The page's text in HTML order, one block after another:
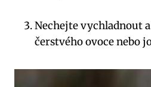
Nechejte vychladnout
čerstvého ovoce nebo